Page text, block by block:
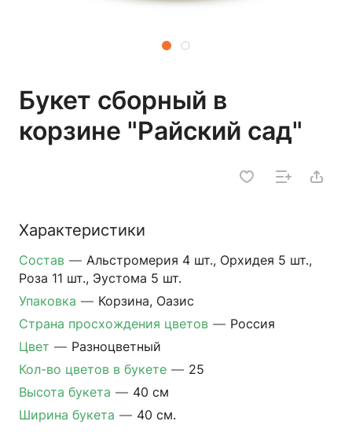
Букет сборный в
корзине "Райский сад"
Характеристики
Состав — Альстромерия 4 шт., Орхидея 5 шт.,
Роза 11 шт., Эустома 5 шт.
Упаковка — Корзина, Оазис
Страна просхождения цветов — Россия
Цвет — Разноцветный
Кол-во цветов в букете — 25
Высота букета — 40 см
Ширина букета — 40 см.